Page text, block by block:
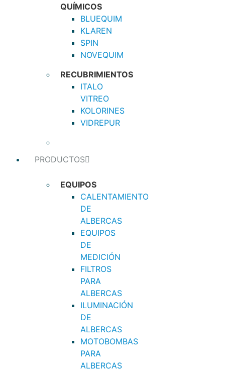
QUÍMICOS
BLUEQUIM
KLAREN
SPIN
NOVEQUIM
RECUBRIMIENTOS
ITALO
VITREO
KOLORINES
VIDREPUR
PRODUCTOS
EQUIPOS
CALENTAMIENTO
DE
ALBERCAS
EQUIPOS
DE
MEDICIÓN
FILTROS
PARA
ALBERCAS
ILUMINACIÓN
DE
ALBERCAS
MOTOBOMBAS
PARA
ALBERCAS